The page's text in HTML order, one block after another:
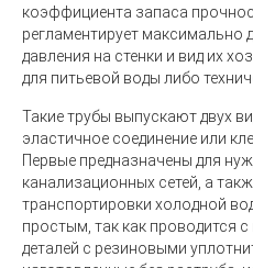
коэффициента запаса
регламентирует максимально
давления на стенки и вид их
для питьевой воды либо
Такие трубы выпускают двух
эластичное соединение или
Первые предназначены для
канализационных сетей, а
транспортировки холодной
простым, так как проводится
деталей с резиновыми